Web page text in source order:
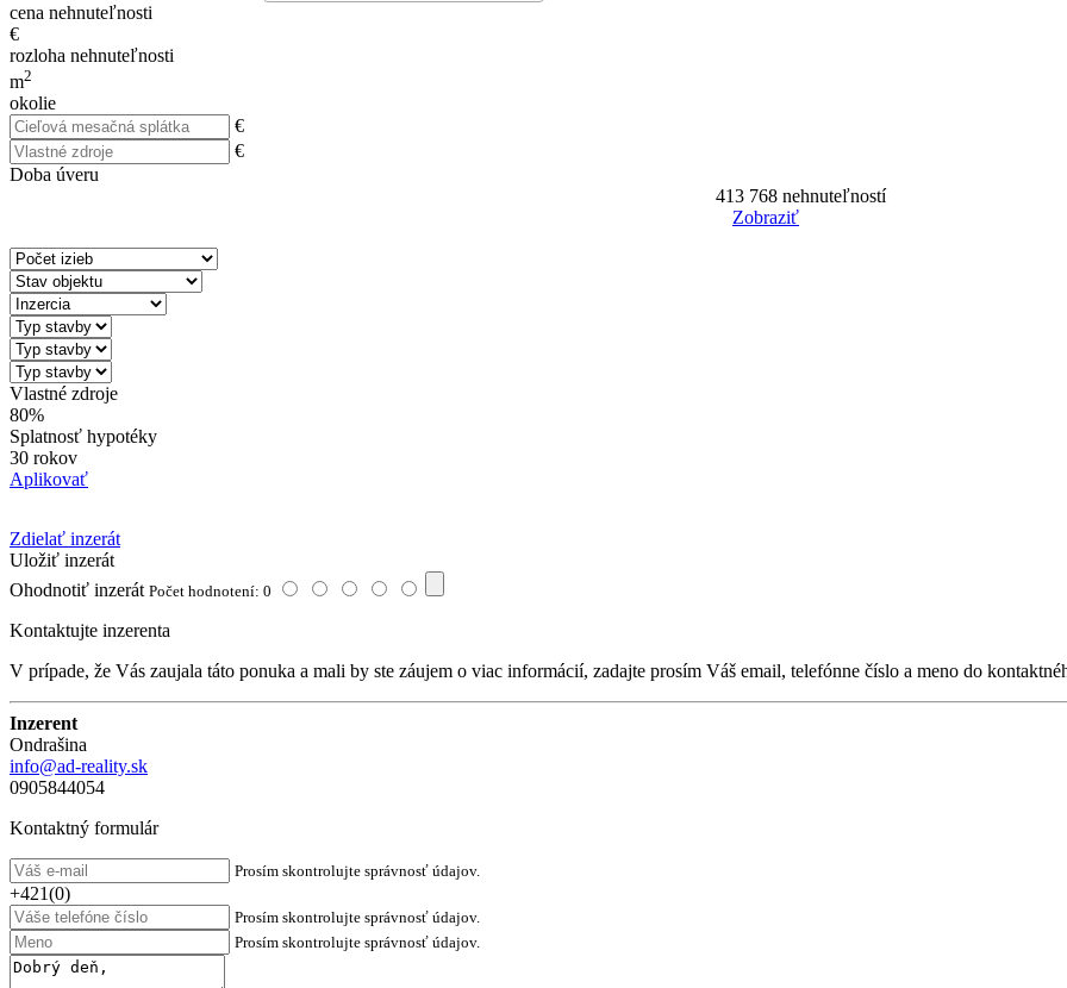
cena nehnuteľnosti
€
rozloha nehnuteľnosti
m2
okolie
€
€
Doba úveru
413 768nehnuteľností
Zobraziť
Vlastné zdroje
80%
Splatnosť hypotéky
30 rokov
Aplikovať
Zdielať inzerát
Uložiť inzerát
Ohodnotiť inzerát Počet hodnotení: 0
Kontaktujte inzerenta
V prípade, že Vás zaujala táto ponuka a mali by ste záujem o viac informácií, zadajte prosím Váš email, telefónne číslo a meno do
Inzerent
Ondrašina
info@ad-reality.sk
0905844054
Kontaktný formulár
Prosím skontrolujte správnosť údajov.
+421(0)
Prosím skontrolujte správnosť údajov.
Prosím skontrolujte správnosť údajov.